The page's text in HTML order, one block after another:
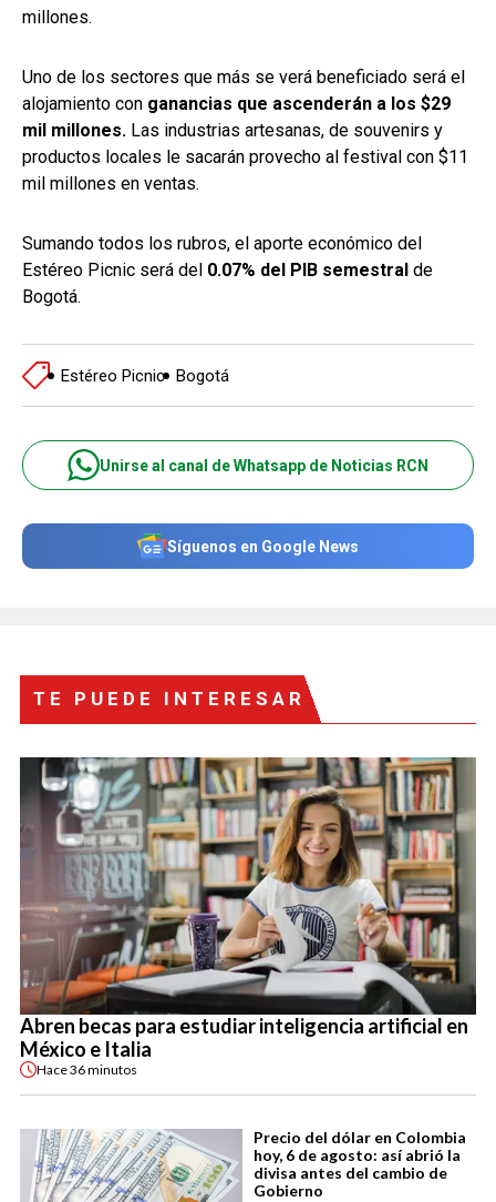
millones.
Uno de los sectores que más se verá beneficiado será el
alojamiento con ganancias que ascenderán a los $29
mil millones. Las industrias artesanas, de souvenirs y
productos locales le sacarán provecho al festival con $11
mil millones en ventas.
Sumando todos los rubros, el aporte económico del
Estéreo Picnic será del 0.07% del PIB semestral de
Bogotá.
Estéreo Picnic Bogotá
Unirse al canal de Whatsapp de Noticias RCN
Síguenos en Google News
TE PUEDE INTERESAR
Abren becas para estudiar inteligencia artificial en
México e Italia
Hace36 minutos
Precio del dólar en Colombia
hoy, 6 de agosto: así abrió la
divisa antes del cambio de
Gobierno